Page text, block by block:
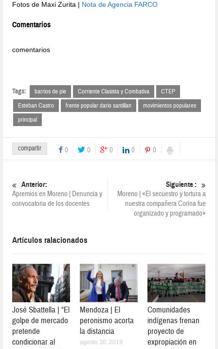
Fotos de Maxi Zurita | Nota de Agencia FARCO
Comentarios
comentarios
Tags: barrios de pie Corriente Clasista y Combativa
CTEP
Esteban Castro
frente popular dario santillan
movimientos populares
principal
compartir 0 0 0 0 0
Anterior:
Apremios en Moreno | Denuncia y
convocatoria de los docentes
Siguiente :
Moreno | «El secuestro y tortura a
nuestra compañera Corina fue
organizado y programado»
Artículos ralacionados
José Sbattella | “El
golpe de mercado
pretende
condicionar al
Mendoza | El
peronismo acorta
la distancia
agosto 30, 2019
Comunidades
indígenas frenan
proyecto de
expropiación en